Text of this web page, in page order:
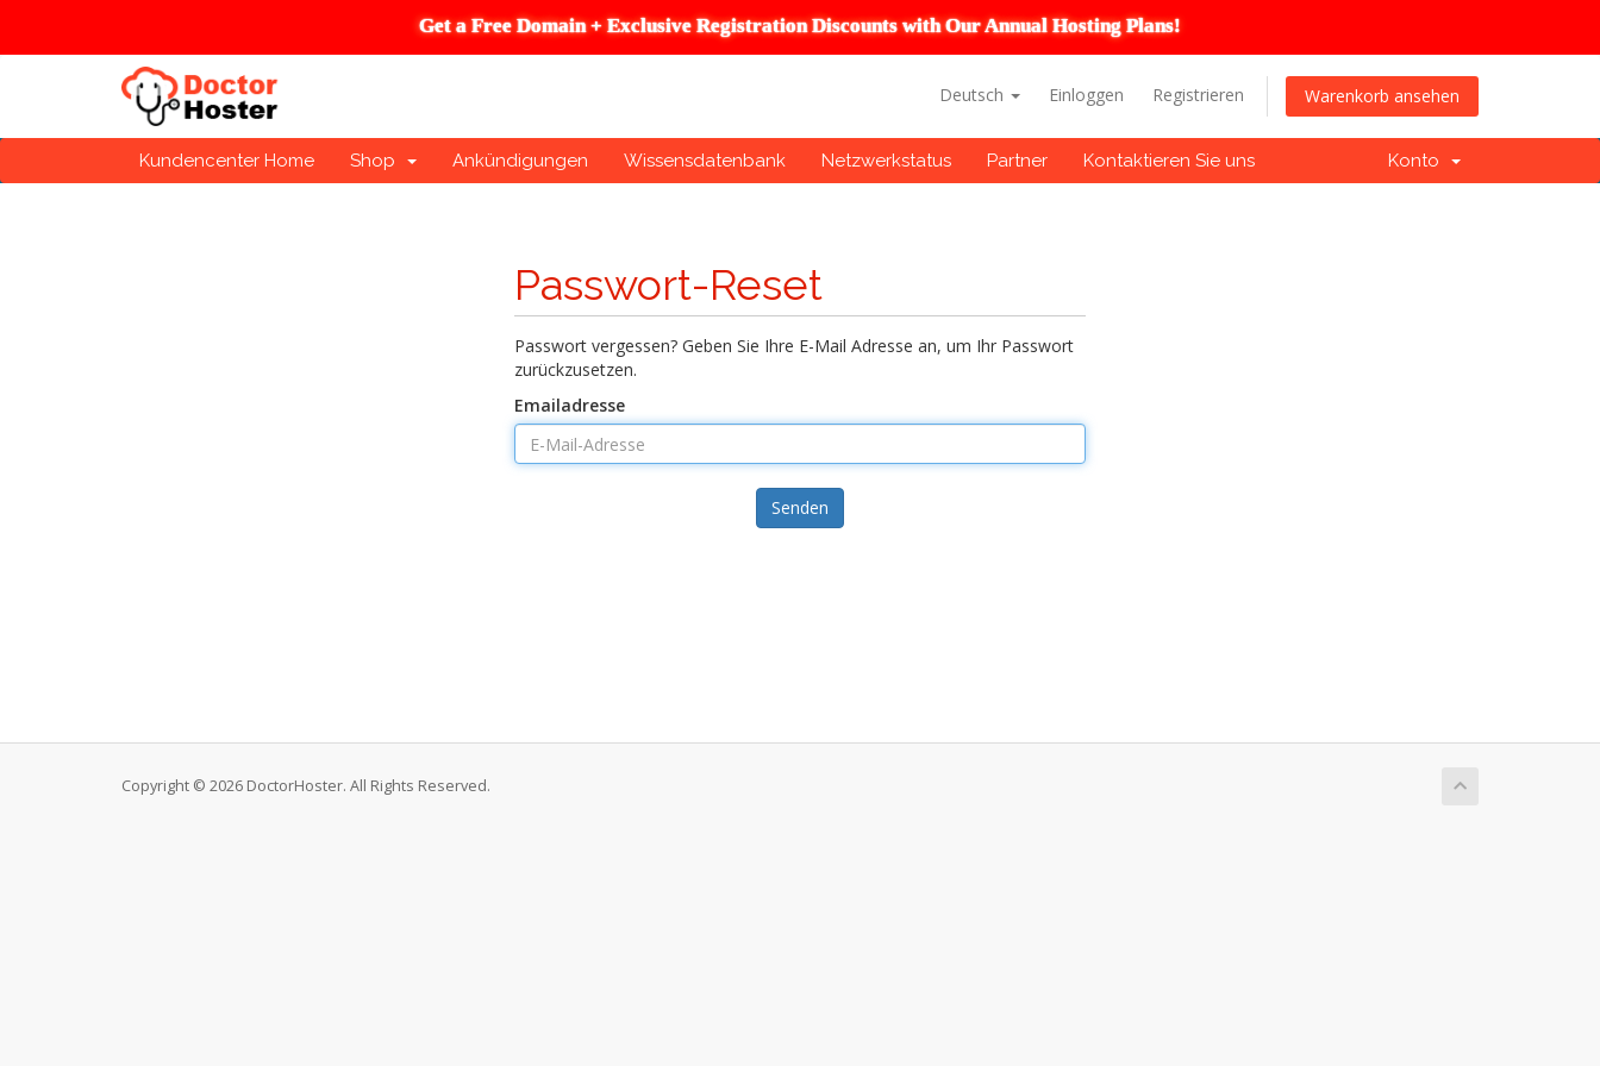
Get a Free Domain + Exclusive Registration Discounts with Our Annual Hosting Plans!
Deutsch Einloggen Registrieren Warenkorb ansehen
Kundencenter Home Shop Ankündigungen Wissensdatenbank Netzwerkstatus Partner Kontaktieren Sie uns Konto
Passwort-Reset
Passwort vergessen? Geben Sie Ihre E-Mail Adresse an, um Ihr Passwort
zurückzusetzen.
Emailadresse
Senden
Copyright © 2026 DoctorHoster. All Rights Reserved.